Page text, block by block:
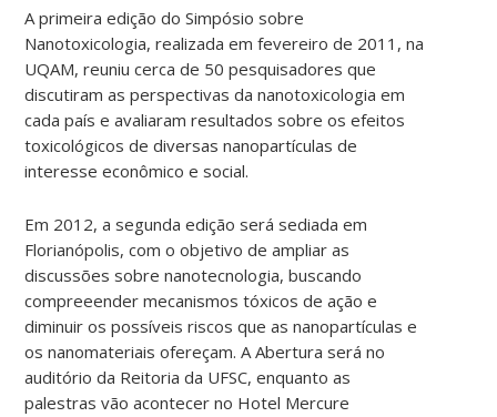
A primeira edição do Simpósio sobre
Nanotoxicologia, realizada em fevereiro de 2011, na
UQAM, reuniu cerca de 50 pesquisadores que
discutiram as perspectivas da nanotoxicologia em
cada país e avaliaram resultados sobre os efeitos
toxicológicos de diversas nanopartículas de
interesse econômico e social.
Em 2012, a segunda edição será sediada em
Florianópolis, com o objetivo de ampliar as
discussões sobre nanotecnologia, buscando
compreeender mecanismos tóxicos de ação e
diminuir os possíveis riscos que as nanopartículas e
os nanomateriais ofereçam. A Abertura será no
auditório da Reitoria da UFSC, enquanto as
palestras vão acontecer no Hotel Mercure